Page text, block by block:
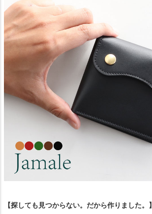
【探しても見つからない。だから作りました。】